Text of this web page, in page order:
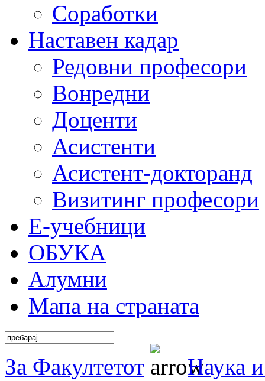
Соработки
Наставен кадар
Редовни професори
Вонредни
Доценти
Асистенти
Асистент-докторанд
Визитинг професори
Е-учебници
ОБУКА
Алумни
Мапа на страната
За Факултетот
Наука